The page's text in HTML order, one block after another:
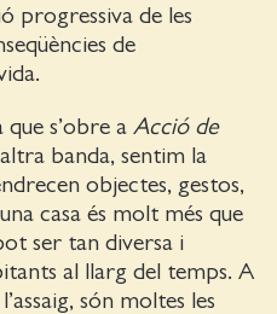
progressiva de les
de
s’obre a Acció de
banda, sentim la
objectes, gestos,
casa és molt més que
ser tan diversa i
al llarg del temps. A
són moltes les